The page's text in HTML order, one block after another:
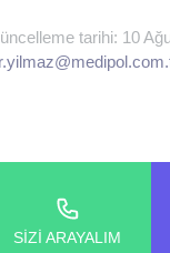
tarihi: 10
SİZİ ARAYALIM